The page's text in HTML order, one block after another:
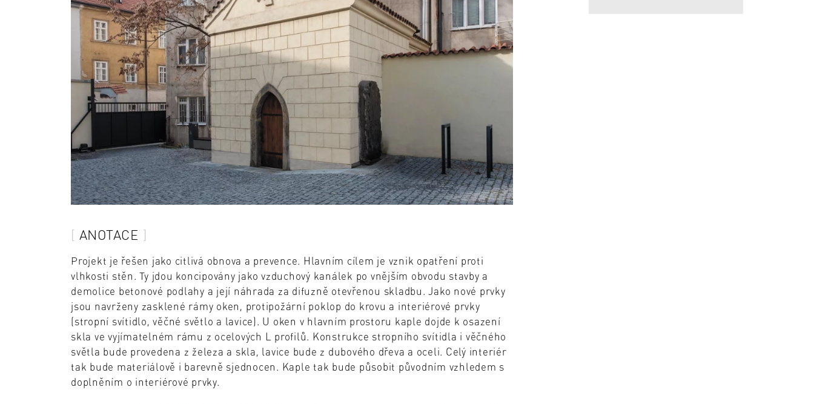
ANOTACE
Projekt je řešen jako citlivá obnova a prevence. Hlavním cílem je vznik opatření proti
vlhkosti stěn. Ty jdou koncipovány jako vzduchový kanálek po vnějším obvodu stavby a
demolice betonové podlahy a její náhrada za difuzně otevřenou skladbu. Jako nové prvky
jsou navrženy zasklené rámy oken, protipožární poklop do krovu a interiérové prvky
(stropní svítidlo, věčné světlo a lavice). U oken v hlavním prostoru kaple dojde k osazení
skla ve vyjímatelném rámu z ocelových L profilů. Konstrukce stropního svítidla i věčného
světla bude provedena z železa a skla, lavice bude z dubového dřeva a oceli. Celý interiér
tak bude materiálově i barevně sjednocen. Kaple tak bude působit původním vzhledem s
doplněním o interiérové prvky.